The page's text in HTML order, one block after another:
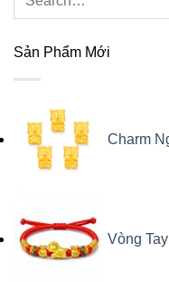
Sản Phẩm Mới
Charm
Vòng